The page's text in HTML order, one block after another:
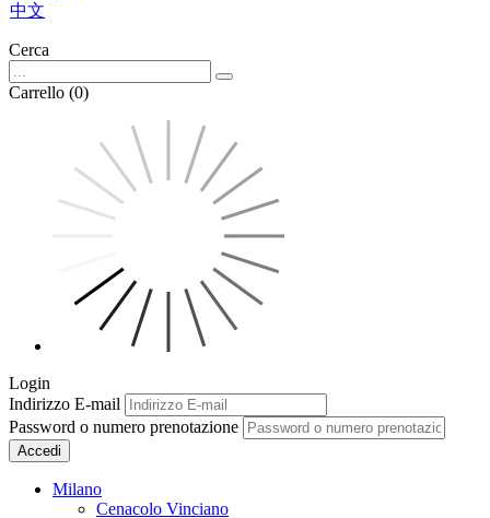
中文
Cerca
Carrello (0)
Login
Indirizzo E-mail
Password o numero prenotazione
Accedi
Milano
Cenacolo Vinciano